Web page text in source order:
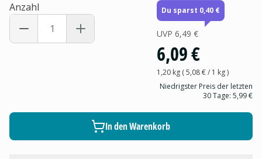
Anzahl Du sparst 0,40 €
UVP 6,49 €
6,09 €
1,20 kg(5,08 €/ 1 kg)
Niedrigster Preis der letzten
30 Tage: 5,99 €
In den Warenkorb